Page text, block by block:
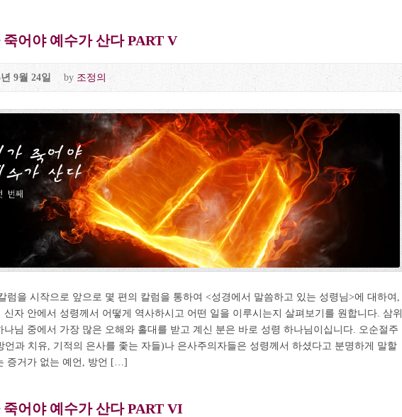
죽어야 예수가 산다 PART V
9월 24일 by 조정의
럼을 시작으로 앞으로 몇 편의 칼럼을 통하여 <성경에서 말씀하고 있는 성령님>에 대하여,
신자 안에서 성령께서 어떻게 역사하시고 어떤 일을 이루시는지 살펴보기를 원합니다. 삼위
나님 중에서 가장 많은 오해와 홀대를 받고 계신 분은 바로 성령 하나님이십니다. 오순절주
언과 치유, 기적의 은사를 좇는 자들)나 은사주의자들은 성령께서 하셨다고 분명하게 말할
증거가 없는 예언, 방언 […]
죽어야 예수가 산다 PART VI